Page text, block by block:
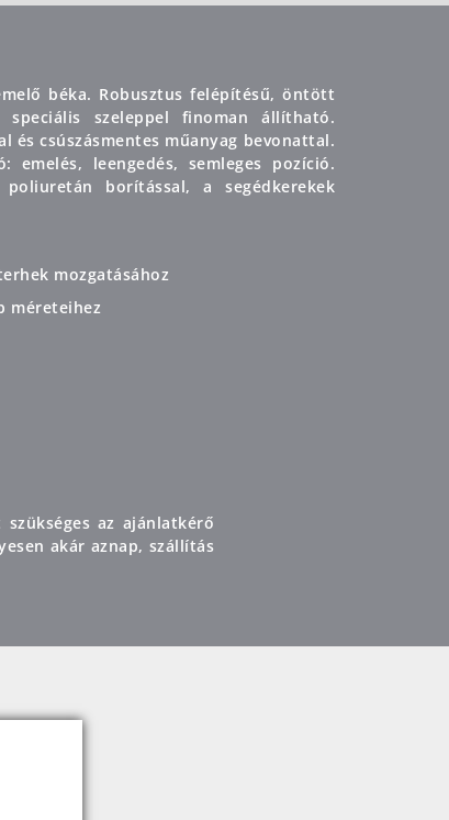
béka. Robusztus felépítésű, öntött
szeleppel finoman állítható.
csúszásmentes műanyag bevonattal.
leengedés, semleges pozíció.
borítással, a segédkerekek
mozgatásához
méreteihez
az ajánlatkérő
akár aznap, szállítás